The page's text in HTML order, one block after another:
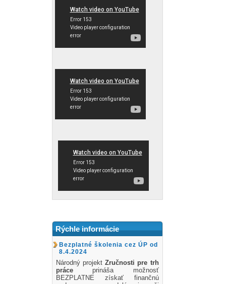
Rýchle informácie
Bezplatné školenia cez ÚP od
8.4.2024
Národný projekt Zručnosti pre trh
práceprináša možnosť
BEZPLATNE získať finančnú